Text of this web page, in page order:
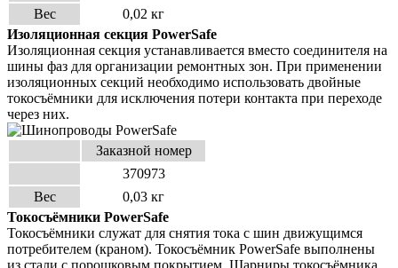
Вес
0,02 кг
Изоляционная секция PowerSafe
Изоляционная секция устанавливается вместо соединителя на
шины фаз для организации ремонтных зон. При применении
изоляционных секций необходимо использовать двойные
токосъёмники для исключения потери контакта при переходе
через них.
Заказной номер
370973
Вес
0,03 кг
Токосъёмники PowerSafe
Токосъёмники служат для снятия тока с шин движущимся
потребителем (краном). Токосъёмник PowerSafe выполнены